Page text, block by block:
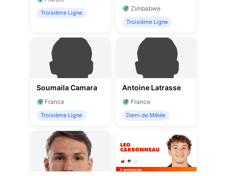
Troisième Ligne
Zimbabwe
Troisième Ligne
Soumaila Camara
France
Troisième Ligne
Antoine Latrasse
France
Demi de Mêlée